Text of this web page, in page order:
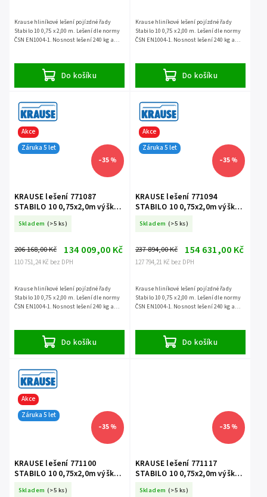
Do košíku
Krause hliníkové lešení pojízdné řady
Stabilo 10 0,75 x 2,00 m. Lešení dle normy
ČSN EN1004-1. Nosnost lešení 240 kg a
Do košíku
Krause hliníkové lešení pojízdné řady
Stabilo 10 0,75 x 2,00 m. Lešení dle normy
ČSN EN1004-1. Nosnost lešení 240 kg a
Akce
Záruka 5 let
–35 %
KRAUSE lešení 771087
STABILO 10 0,75x2,0m výška
Skladem (>5 ks)
110 751,24 Kč bez DPH
206 168,00 Kč 134 009,00 Kč
Do košíku
Krause hliníkové lešení pojízdné řady
Stabilo 10 0,75 x 2,00 m. Lešení dle normy
ČSN EN1004-1. Nosnost lešení 240 kg a
Akce
Záruka 5 let
–35 %
KRAUSE lešení 771094
STABILO 10 0,75x2,0m výška
Skladem (>5 ks)
127 794,21 Kč bez DPH
237 894,00 Kč 154 631,00 Kč
Do košíku
Krause hliníkové lešení pojízdné řady
Stabilo 10 0,75 x 2,00 m. Lešení dle normy
ČSN EN1004-1. Nosnost lešení 240 kg a
Akce
Záruka 5 let
–35 %
KRAUSE lešení 771100
STABILO 10 0,75x2,0m výška
Skladem (>5 ks)
–35 %
KRAUSE lešení 771117
STABILO 10 0,75x2,0m výška
Skladem (>5 ks)